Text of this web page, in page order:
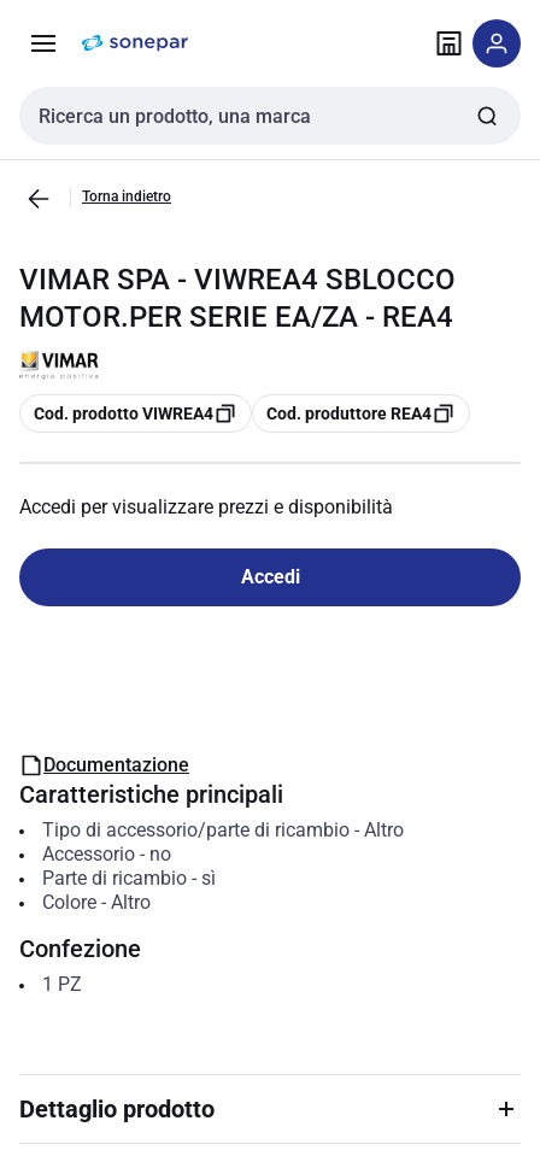
navigazione alla
Cerca input
Torna indietro
VIMAR SPA - VIWREA4 SBLOCCO
MOTOR.PER SERIE EA/ZA - REA4
copia
Cod. prodotto VIWREA4 copia
Cod. produttore REA4
Accedi per visualizzare prezzi e disponibilità
Accedi
Documentazione
Caratteristiche principali
Tipo di accessorio/parte di ricambio- Altro
Accessorio- no
Parte di ricambio- sì
Colore- Altro
Confezione
1 PZ
Dettaglio prodotto